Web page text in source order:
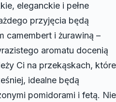
eleganckie i pełne
przyjęcia będą
camembert i żurawiną –
aromatu docenią
Ci na przekąskach, które
idealne będą
pomidorami i fetą. Nie